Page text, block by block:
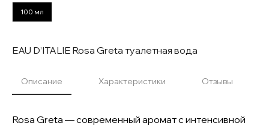
100 мл
EAU D’ITALIE Rosa Greta туалетная вода
Описание Характеристики Отзывы
Rosa Greta — современный аромат с интенсивной